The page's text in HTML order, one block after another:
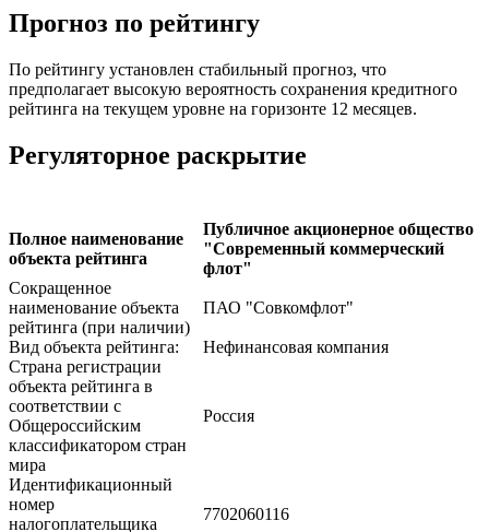
Прогноз по рейтингу
По рейтингу установлен стабильный прогноз, что
предполагает высокую вероятность сохранения кредитного
рейтинга на текущем уровне на горизонте 12 месяцев.
Регуляторное раскрытие
Полное наименование
объекта рейтинга
Публичное акционерное общество
"Современный коммерческий
флот"
Сокращенное
наименование объекта
рейтинга (при наличии)
ПАО "Совкомфлот"
Вид объекта рейтинга:
Нефинансовая компания
Страна регистрации
объекта рейтинга в
соответствии с
Общероссийским
классификатором стран
мира
Россия
Идентификационный
номер
налогоплательщика
7702060116